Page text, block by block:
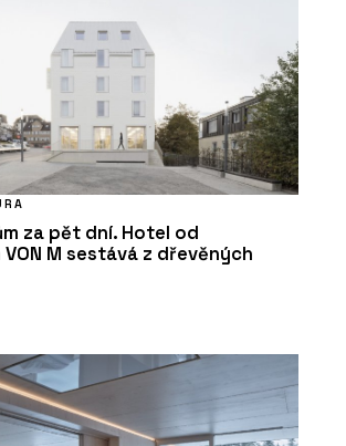
za pět dní. Hotel od
M sestává z dřevěných